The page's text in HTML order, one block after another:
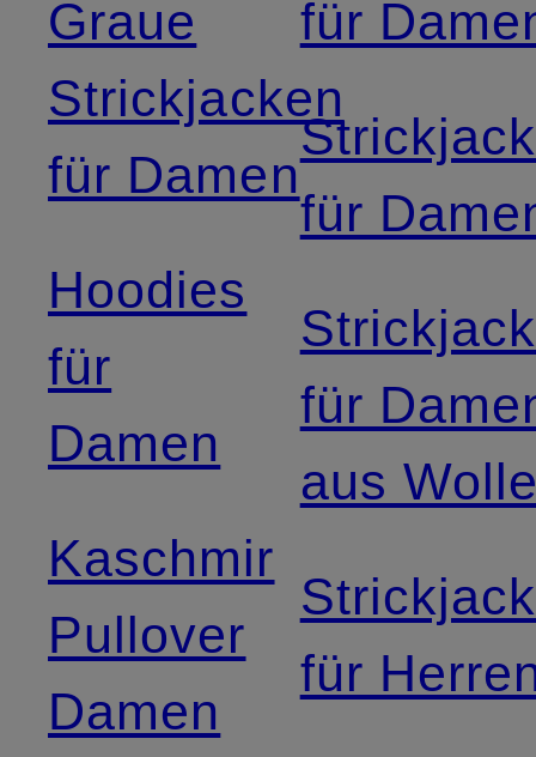
Graue
Strickjacken
für Damen
Hoodies
für
Damen
Kaschmir
Pullover
Damen
für
für
für
aus
für